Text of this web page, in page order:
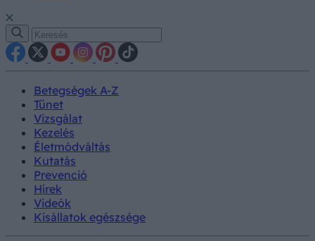
Betegségek A-Z
Tünet
Vizsgálat
Kezelés
Életmódváltás
Kutatás
Prevenció
Hírek
Videók
Kisállatok egészsége